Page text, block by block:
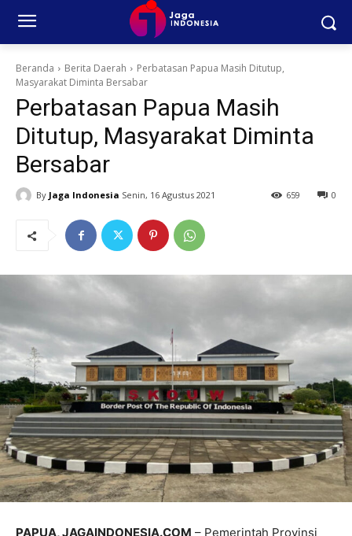
Beranda Berita Daerah
Perbatasan Papua Masih Ditutup,
Masyarakat Diminta Bersabar
Perbatasan Papua Masih
Ditutup, Masyarakat Diminta
Bersabar
By Jaga Indonesia Senin, 16 Agustus 2021 0
659
PAPUA, JAGAINDONESIA.COM – Pemerintah Provinsi